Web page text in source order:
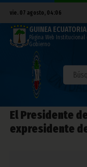
vie. 07 agosto, 04:06
GUINEA
Página Web Institucional
Gobierno
El Presidente
expresidente